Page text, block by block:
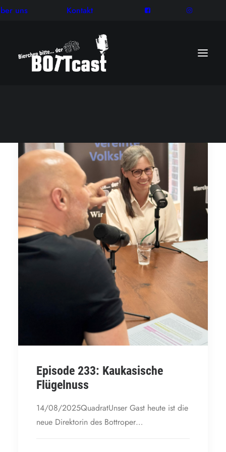
uns Kontakt
Episode 233: Kaukasische
Flügelnuss
14/08/2025QuadratUnser Gast heute ist die
neue Direktorin des Bottroper…